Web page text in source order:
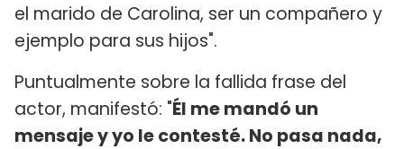
el marido de Carolina, ser un compañero y
ejemplo para sus hijos".
Puntualmente sobre la fallida frase del
actor, manifestó: "Él me mandó un
mensaje y yo le contesté. No pasa nada,